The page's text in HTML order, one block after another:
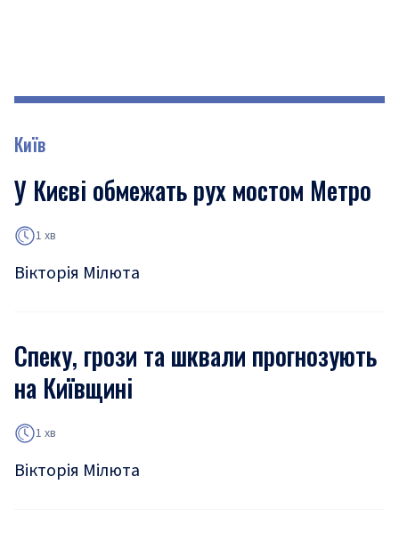
Київ
У Києві обмежать рух мостом Метро
1 хв
Вікторія Мілюта
Спеку, грози та шквали прогнозують
на Київщині
1 хв
Вікторія Мілюта